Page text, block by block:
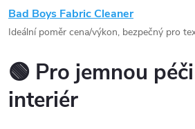
Bad Boys Fabric Cleaner
Ideální poměr cena/výkon, bezpečný pro
🟢 Pro jemnou
interiér